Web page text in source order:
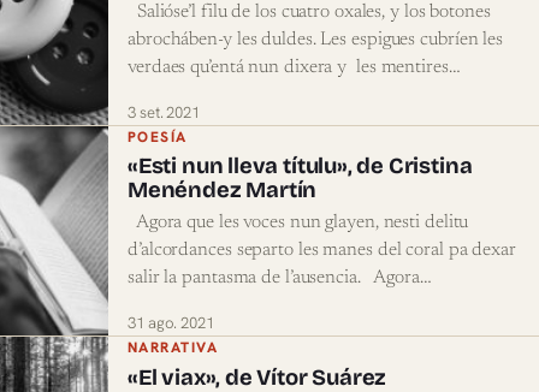
Salióse’l filu de los cuatro oxales, y los botones
abrocháben-y les duldes. Les espigues cubríen les
verdaes qu’entá nun dixera y les mentires…
3 set. 2021
POESÍA
«Esti nun lleva títulu», de Cristina
Menéndez Martín
Agora que les voces nun glayen, nesti delitu
d’alcordances separto les manes del coral pa dexar
salir la pantasma de l’ausencia. Agora…
31 ago. 2021
NARRATIVA
«El viax», de Vítor Suárez